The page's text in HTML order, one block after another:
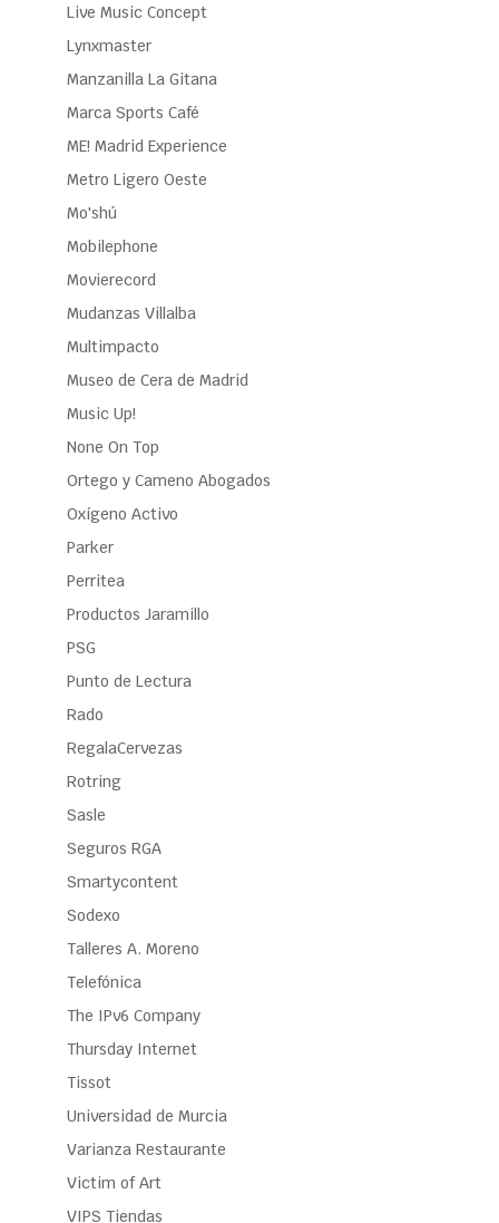
Live Music Concept
Lynxmaster
Manzanilla La Gitana
Marca Sports Café
ME! Madrid Experience
Metro Ligero Oeste
Mo'shú
Mobilephone
Movierecord
Mudanzas Villalba
Multimpacto
Museo de Cera de Madrid
Music Up!
None On Top
Ortego y Cameno Abogados
Oxígeno Activo
Parker
Perritea
Productos Jaramillo
PSG
Punto de Lectura
Rado
RegalaCervezas
Rotring
Sasle
Seguros RGA
Smartycontent
Sodexo
Talleres A. Moreno
Telefónica
The IPv6 Company
Thursday Internet
Tissot
Universidad de Murcia
Varianza Restaurante
Victim of Art
VIPS Tiendas